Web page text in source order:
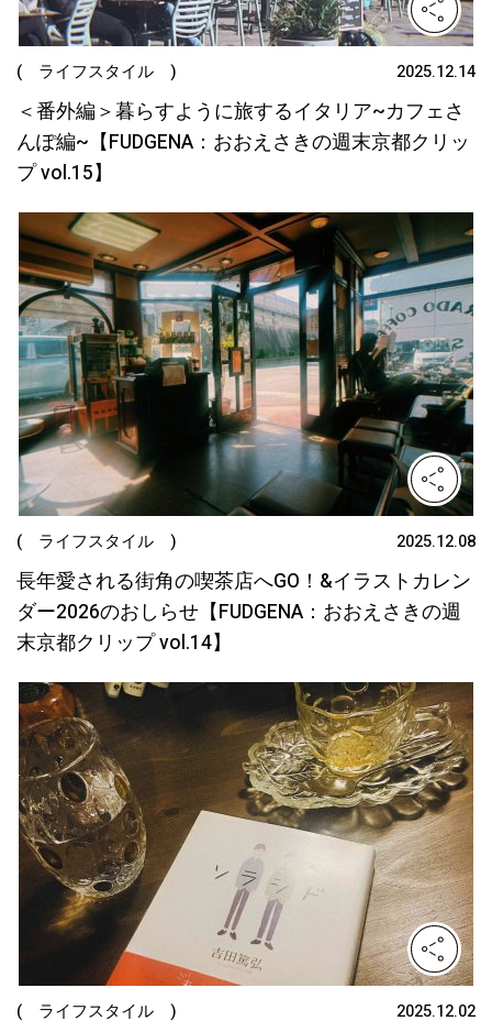
( ライフスタイル ) 2025.12.14
＜番外編＞暮らすように旅するイタリア~カフェさ
んぽ編~【FUDGENA：おおえさきの週末京都クリッ
プ vol.15】
( ライフスタイル ) 2025.12.08
長年愛される街角の喫茶店へGO！&イラストカレン
ダー2026のおしらせ【FUDGENA：おおえさきの週
末京都クリップ vol.14】
( ライフスタイル ) 2025.12.02